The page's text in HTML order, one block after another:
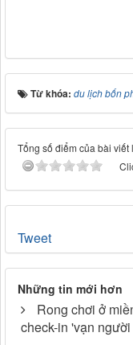
Từ khóa: du lịch bốn
Tổng số điểm của bài viết
Tweet
Những tin mới hơn
Rong chơi ở
check-in 'vạn